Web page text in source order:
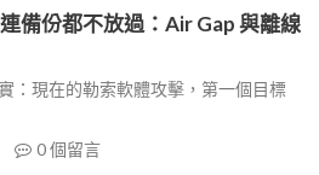
備份都不放過：Air Gap 與離線
：現在的勒索軟體攻擊，第一個目標
0個留言